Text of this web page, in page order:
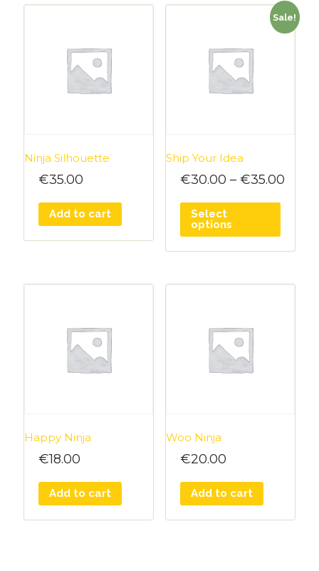
Ninja Silhouette
€35.00
Add to cart
Sale!
Ship Your Idea
€30.00 – €35.00
Select
options
Happy Ninja
€18.00
Add to cart
Woo Ninja
€20.00
Add to cart